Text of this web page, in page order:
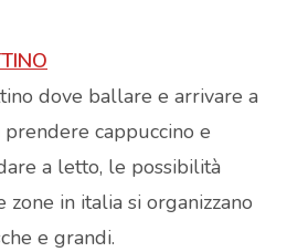
dove ballare e arrivare a
cappuccino e
a letto, le possibilità
in italia si organizzano
e grandi.